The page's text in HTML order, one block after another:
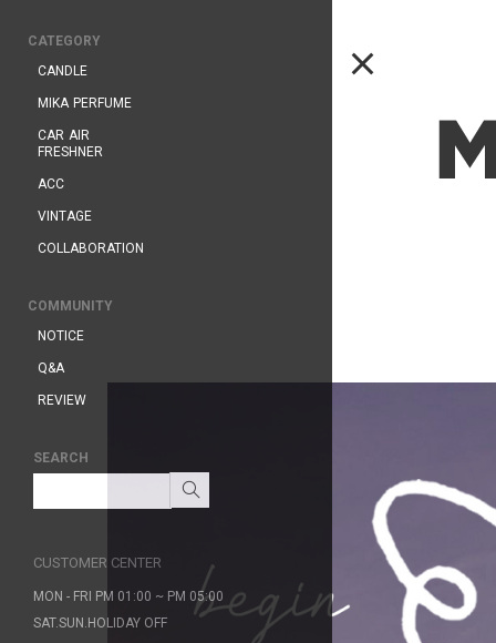
CATEGORY
CANDLE
MIKA PERFUME
CAR AIR
FRESHNER
ACC
VINTAGE
COLLABORATION
COMMUNITY
NOTICE
Q&A
REVIEW
SEARCH
CUSTOMER CENTER
MON - FRI PM 01:00 ~ PM 05:00
SAT.SUN.HOLIDAY OFF